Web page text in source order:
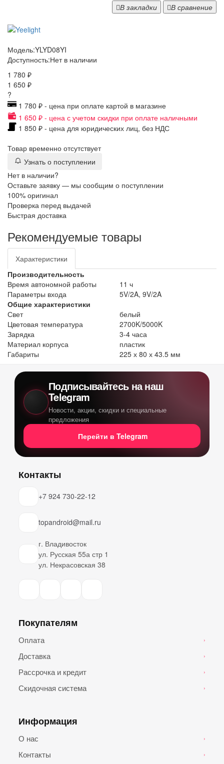
В закладки В сравнение
Модель:YLYD08YI
Доступность:Нет в наличии
1 780 ₽
1 650 ₽
?
1 780 ₽ - цена при оплате картой в магазине
1 650 ₽ - цена с учетом скидки при оплате наличными
1 850 ₽ - цена для юридических лиц, без НДС
Товар временно отсутствует
Узнать о поступлении
Нет в наличии?
Оставьте заявку — мы сообщим о поступлении
100% оригинал
Проверка перед выдачей
Быстрая доставка
Рекомендуемые товары
Характеристики
Производительность
Время автономной работы
11 ч
Параметры входа
5V/2A, 9V/2A
Общие характеристики
Свет
белый
Цветовая температура
2700K/5000K
Зарядка
3-4 часа
Материал корпуса
пластик
Габариты
225 х 80 х 43.5 мм
Подписывайтесь на наш
Telegram
Новости, акции, скидки и специальные
предложения
Перейти в Telegram
Контакты
+7 924 730-22-12
topandroid@mail.ru
г. Владивосток
ул. Русская 55а стр 1
ул. Некрасовская 38
Покупателям
Оплата ›
Доставка ›
Рассрочка и кредит ›
Скидочная система ›
Информация
О нас ›
Контакты ›